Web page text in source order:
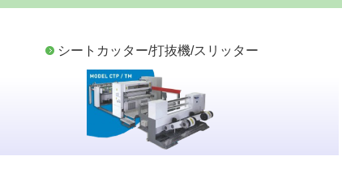
シートカッター/打抜機/スリッター